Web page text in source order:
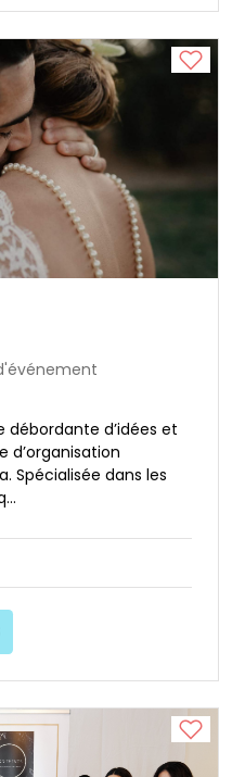
débordante d’idées et
d’organisation
Spécialisée dans les